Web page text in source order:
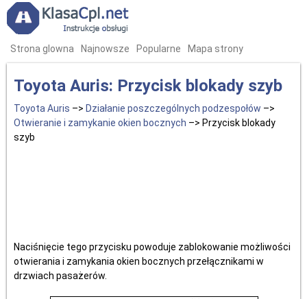
Strona glowna Najnowsze Popularne Mapa strony
Toyota Auris: Przycisk blokady szyb
Toyota Auris –> Działanie poszczególnych podzespołów –>
Otwieranie i zamykanie okien bocznych –> Przycisk blokady
szyb
Naciśnięcie tego przycisku powoduje zablokowanie możliwości
otwierania i zamykania okien bocznych przełącznikami w
drzwiach pasażerów.